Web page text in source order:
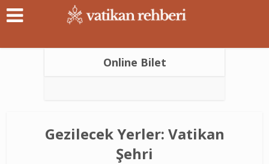
Online Bilet
Gezilecek Yerler: Vatikan
Şehri